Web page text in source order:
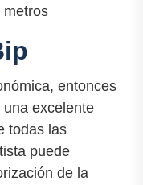
metros
entonces
excelente
todas las
puede
de la